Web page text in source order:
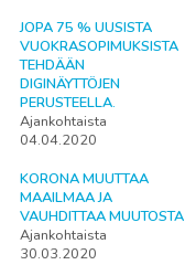
JOPA 75 % UUSISTA
VUOKRASOPIMUKSISTA
TEHDÄÄN
DIGINÄYTTÖJEN
PERUSTEELLA.
Ajankohtaista
04.04.2020
KORONA MUUTTAA
MAAILMAA JA
VAUHDITTAA MUUTOSTA
Ajankohtaista
30.03.2020